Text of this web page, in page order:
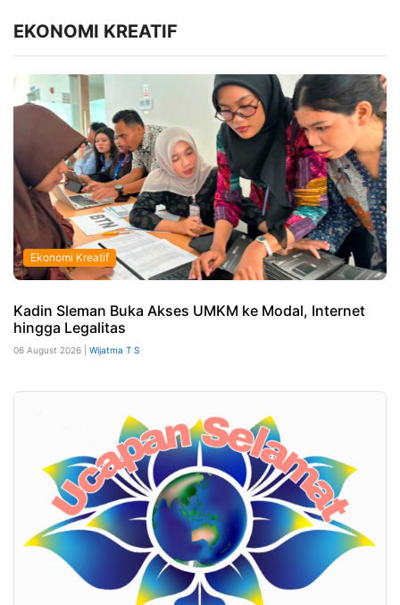
EKONOMI KREATIF
Ekonomi Kreatif
Kadin Sleman Buka Akses UMKM ke Modal, Internet
hingga Legalitas
06 August 2026 | Wijatma T S